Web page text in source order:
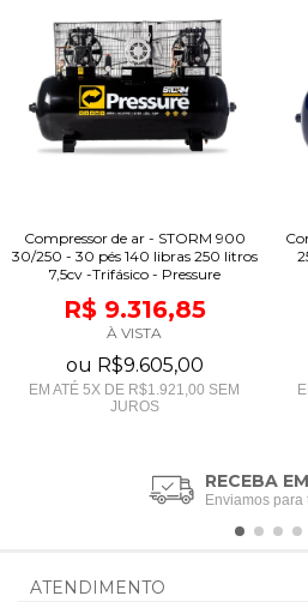
Compressor de ar - STORM 900
30/250 - 30 pés 140 libras 250 litros
7,5cv -Trifásico - Pressure
R$ 9.316,85
À VISTA
ou R$9.605,00
EM ATÉ 5X DE R$1.921,00 SEM
JUROS
RECEBA
Enviamos para
ATENDIMENTO